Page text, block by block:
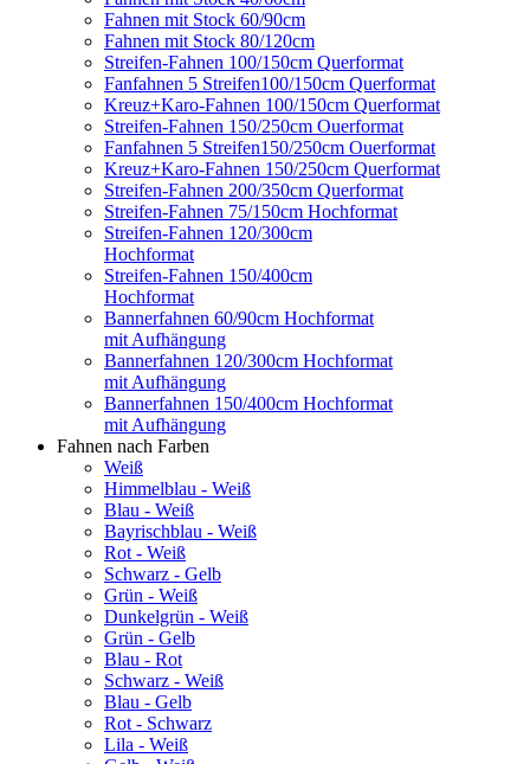
Fahnen mit Stock 60/90cm
Fahnen mit Stock 80/120cm
Streifen-Fahnen 100/150cm Querformat
Fanfahnen 5 Streifen100/150cm Querformat
Kreuz+Karo-Fahnen 100/150cm Querformat
Streifen-Fahnen 150/250cm Ouerformat
Fanfahnen 5 Streifen150/250cm Ouerformat
Kreuz+Karo-Fahnen 150/250cm Querformat
Streifen-Fahnen 200/350cm Querformat
Streifen-Fahnen 75/150cm Hochformat
Streifen-Fahnen 120/300cm
Hochformat
Streifen-Fahnen 150/400cm
Hochformat
Bannerfahnen 60/90cm Hochformat
mit Aufhängung
Bannerfahnen 120/300cm Hochformat
mit Aufhängung
Bannerfahnen 150/400cm Hochformat
mit Aufhängung
Fahnen nach Farben
Weiß
Himmelblau - Weiß
Blau - Weiß
Bayrischblau - Weiß
Rot - Weiß
Schwarz - Gelb
Grün - Weiß
Dunkelgrün - Weiß
Grün - Gelb
Blau - Rot
Schwarz - Weiß
Blau - Gelb
Rot - Schwarz
Lila - Weiß